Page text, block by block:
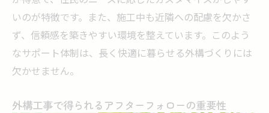
いのが特徴です。また、施工中も近隣への配慮を欠かさ
ず、信頼感を築きやすい環境を整えています。このよう
なサポート体制は、長く快適に暮らせる外構づくりには
欠かせません。
外構工事で得られるアフターフォローの重要性